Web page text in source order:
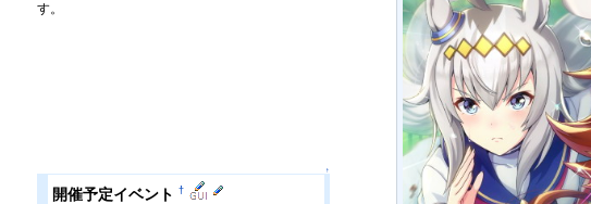
す。
↑
開催予定イベント †